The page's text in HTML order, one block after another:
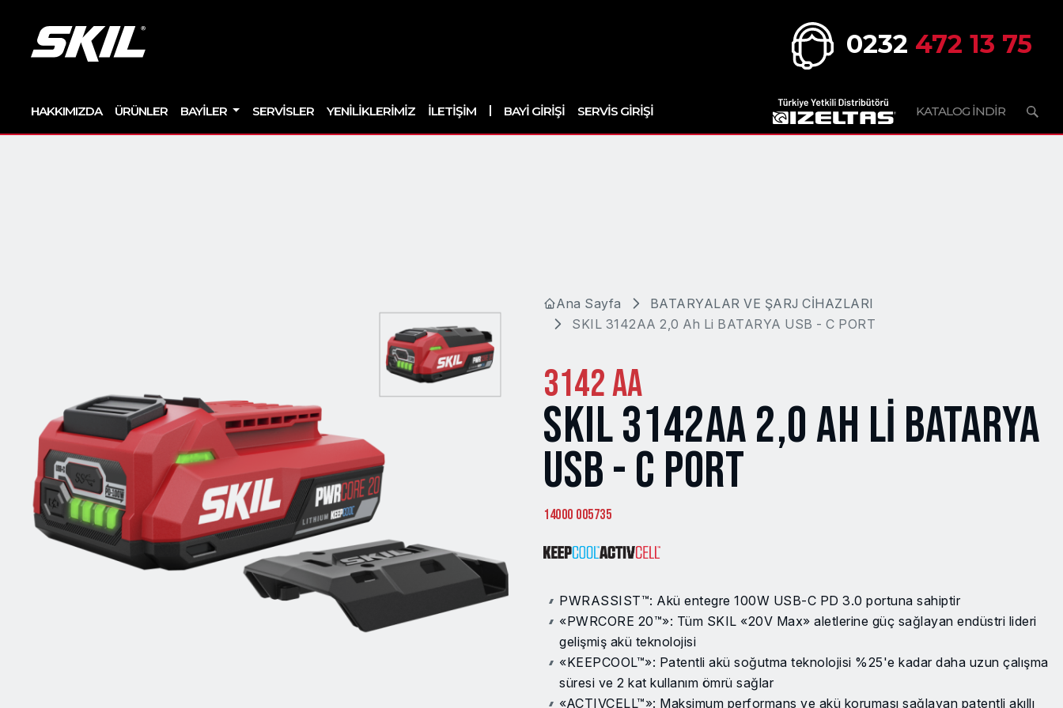
0232 472 13 75
HAKKIMIZDA ÜRÜNLER BAYILER SERVISLER YENILIKLERIMIZ İLETIŞIM | BAYI GIRIŞI SERVIS GIRIŞI KATALOG İNDİR
Ana Sayfa
BATARYALAR VE ŞARJ CİHAZLARI
SKIL 3142AA 2,0 Ah Li BATARYA USB - C PORT
3142 AA
SKIL 3142AA 2,0 AH LI BATARYA
USB - C PORT
14000 005735
PWRASSIST™: Akü entegre 100W USB-C PD 3.0 portuna sahiptir
«PWRCORE 20™»: Tüm SKIL «20V Max» aletlerine güç sağlayan endüstri lideri
gelişmiş akü teknolojisi
«KEEPCOOL™»: Patentli akü soğutma teknolojisi %25'e kadar daha uzun çalışma
süresi ve 2 kat kullanım ömrü sağlar
«ACTIVCELL™»: Maksimum performans ve akü koruması sağlayan patentli akıllı